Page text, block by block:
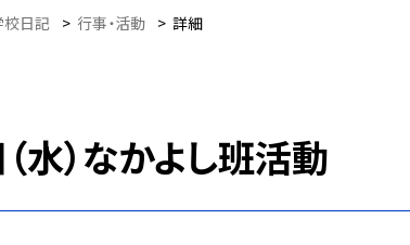
校日記 > 行事・活動 > 詳細
水）なかよし班活動